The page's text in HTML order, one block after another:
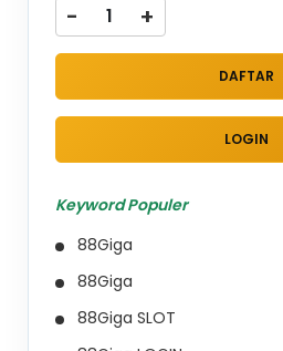
- +
DAFTAR
LOGIN
Keyword Populer
88Giga
88Giga
88Giga SLOT